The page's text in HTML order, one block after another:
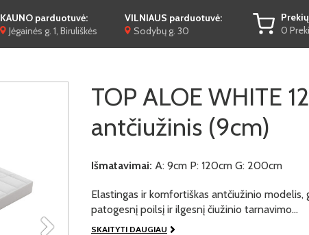
KAUNO parduotuvė:
Jėgainės g. 1, Biruliškės
VILNIAUS parduotuvė:
Sodybų g. 30
0
TOP ALOE WHITE
antčiužinis (9cm)
Išmatavimai: A: 9cm P: 120cm G: 200cm
Elastingas ir komfortiškas antčiužinio modelis,
patogesnį poilsį ir ilgesnį čiužinio tarnavimo…
SKAITYTI DAUGIAU